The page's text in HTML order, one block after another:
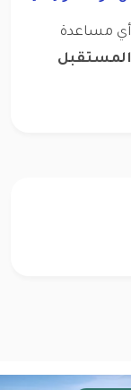
أي مساعدة